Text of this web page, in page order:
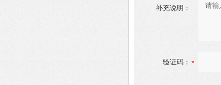
补充说明：
验证码：